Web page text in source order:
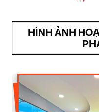
HÌNH ẢNH